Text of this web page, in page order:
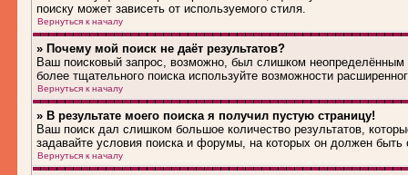
поиску может зависеть от используемого стиля.
Вернуться к началу
» Почему мой поиск не даёт результатов?
Ваш поисковый запрос, возможно, был слишком
более тщательного поиска используйте возможности
Вернуться к началу
» В результате моего поиска я получил пустую страницу!
Ваш поиск дал слишком большое количество результатов,
задавайте условия поиска и форумы, на которых он должен быть
Вернуться к началу